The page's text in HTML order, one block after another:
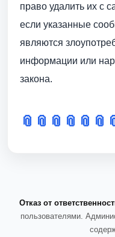
право удалить их с
если указанные
являются
информации или
закона.
📎 📎 📎 📎 📎 📎
Отказ от
пользователями.